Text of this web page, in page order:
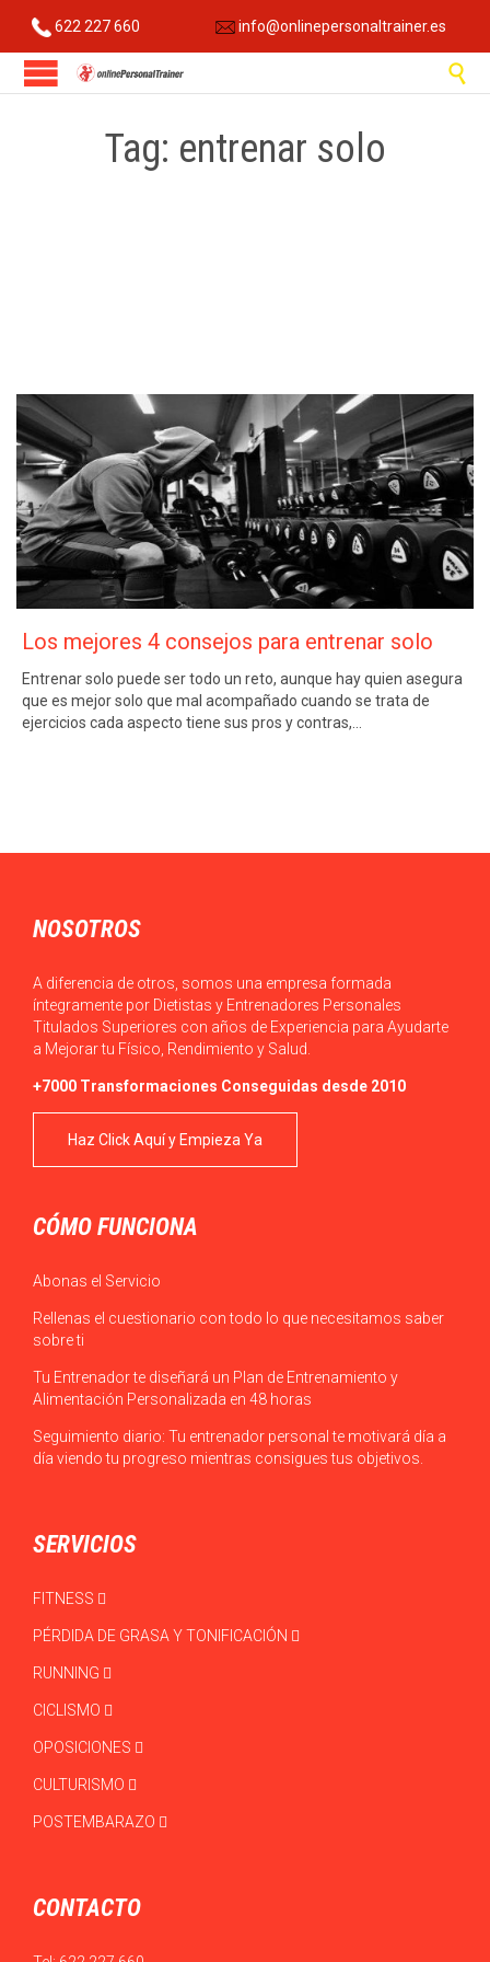
622 227 660 info@onlinepersonaltrainer.es

Tag: entrenar solo
Los mejores 4 consejos para entrenar solo
Entrenar solo puede ser todo un reto, aunque hay quien asegura
que es mejor solo que mal acompañado cuando se trata de
ejercicios cada aspecto tiene sus pros y contras,…
NOSOTROS
A diferencia de otros, somos una empresa formada
íntegramente por Dietistas y Entrenadores Personales
Titulados Superiores con años de Experiencia para Ayudarte
a Mejorar tu Físico, Rendimiento y Salud.
+7000 Transformaciones Conseguidas desde 2010
Haz Click Aquí y Empieza Ya
CÓMO FUNCIONA
Abonas el Servicio
Rellenas el cuestionario con todo lo que necesitamos saber
sobre ti
Tu Entrenador te diseñará un Plan de Entrenamiento y
Alimentación Personalizada en 48 horas
Seguimiento diario: Tu entrenador personal te motivará día a
día viendo tu progreso mientras consigues tus objetivos.
SERVICIOS
FITNESS
PÉRDIDA DE GRASA Y TONIFICACIÓN
RUNNING
CICLISMO
OPOSICIONES
CULTURISMO
POSTEMBARAZO
CONTACTO